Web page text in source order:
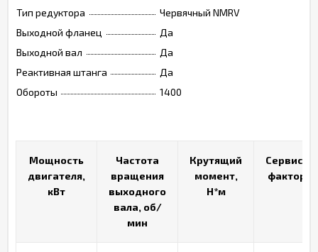
Тип редуктора
Червячный NMRV
Выходной фланец
Да
Выходной вал
Да
Реактивная штанга
Да
Обороты
1400
Мощность
двигателя,
кВт
Частота
вращения
выходного
вала, об/
мин
Крутящий
момент,
Н*м
Сервис-
фактор
Мощность
двигателя,
кВт
Частота
вращения
выходного
вала, об/
мин
Крутящий
момент,
Н*м
Сервис-
фактор